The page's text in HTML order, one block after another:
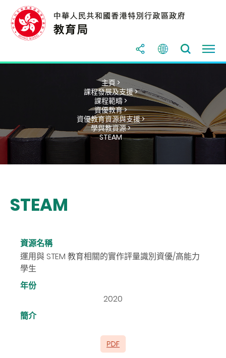
主頁 >
課程發展及支援 >
課程範疇 >
資優教育 >
資優教育資源與支援 >
學與教資源 >
STEAM
STEAM
資源名稱
運用與 STEM 教育相關的實作評量識別資優/高能力
學生
年份
2020
簡介